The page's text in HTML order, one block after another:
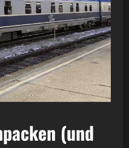
(und